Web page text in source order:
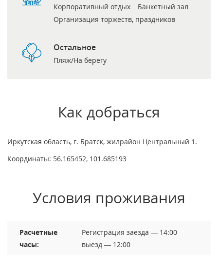
Корпоративный отдых
Банкетный зал
Организация торжеств, праздников
Остальное
Пляж/На берегу
Как добраться
Иркутская область, г. Братск, жилрайон Центральный 1.
Координаты: 56.165452, 101.685193
Условия проживания
Расчетные
часы:
Регистрация заезда — 14:00
выезд — 12:00